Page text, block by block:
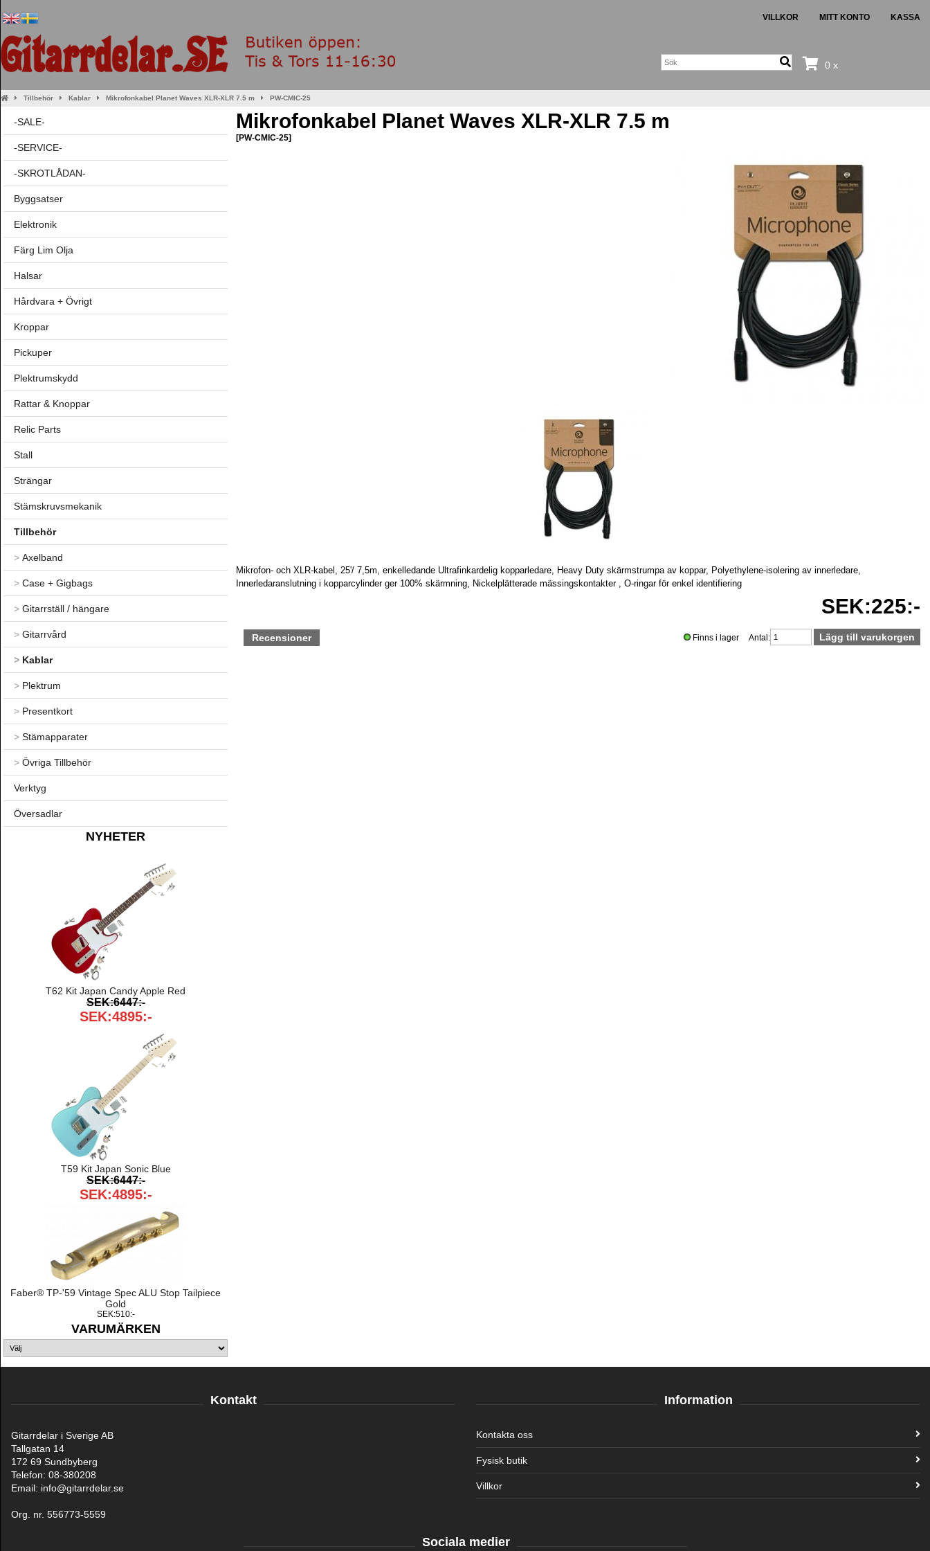
VILLKOR MITT KONTO KASSA
0 x
Tillbehör Kablar Mikrofonkabel Planet Waves XLR-XLR 7.5 m PW-CMIC-25
-SALE-
-SERVICE-
-SKROTLÅDAN-
Byggsatser
Elektronik
Färg Lim Olja
Halsar
Hårdvara + Övrigt
Kroppar
Pickuper
Plektrumskydd
Rattar & Knoppar
Relic Parts
Stall
Strängar
Stämskruvsmekanik
Tillbehör
> Axelband
> Case + Gigbags
> Gitarrställ / hängare
> Gitarrvård
> Kablar
> Plektrum
> Presentkort
> Stämapparater
> Övriga Tillbehör
Verktyg
Översadlar
NYHETER
T62 Kit Japan Candy Apple Red
SEK:6447:-
SEK:4895:-
T59 Kit Japan Sonic Blue
SEK:6447:-
SEK:4895:-
Faber® TP-'59 Vintage Spec ALU Stop Tailpiece
Gold
SEK:510:-
VARUMÄRKEN
Mikrofonkabel Planet Waves XLR-XLR 7.5 m
[PW-CMIC-25]
Mikrofon- och XLR-kabel, 25'/ 7,5m, enkelledande Ultrafinkardelig kopparledare, Heavy Duty skärmstrumpa av koppar, Polyethylene-isolering av innerledare,
Innerledaranslutning i kopparcylinder ger 100% skärmning, Nickelplätterade mässingskontakter , O-ringar för enkel identifiering
Recensioner
SEK:225:-
Finns i lager Antal:
Kontakt
Gitarrdelar i Sverige AB
Tallgatan 14
172 69 Sundbyberg
Telefon: 08-380208
Email: info@gitarrdelar.se
Org. nr. 556773-5559
Information
Kontakta oss
Fysisk butik
Villkor
Sociala medier